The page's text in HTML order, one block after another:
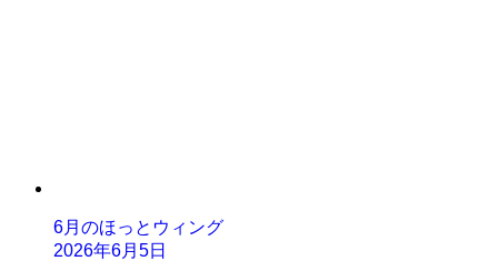
6月のほっとウィング
2026年6月5日